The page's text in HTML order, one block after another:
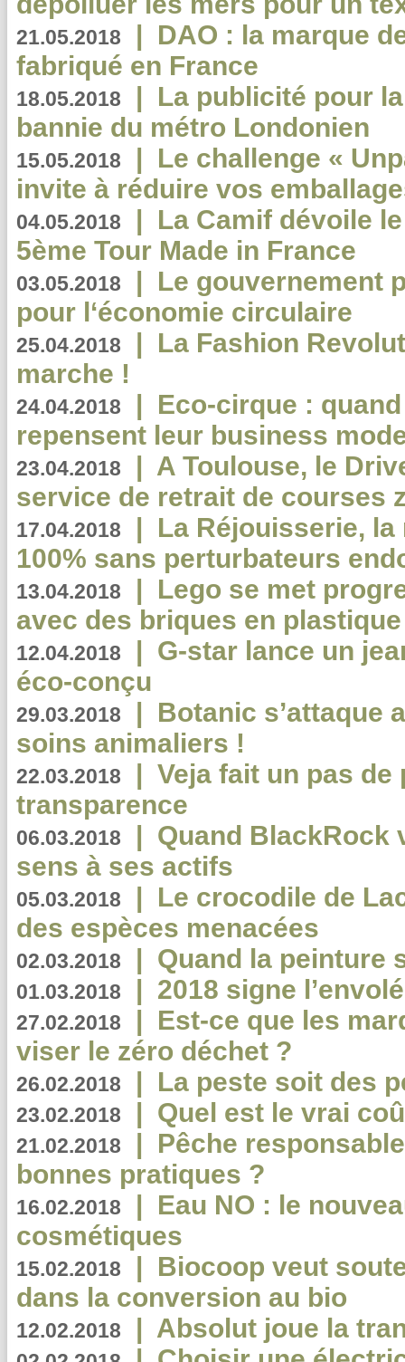
21.05.2018 | DAO : la marque
fabriqué en France
18.05.2018 | La publicité pour
bannie du métro Londonien
15.05.2018 | Le challenge «
invite à réduire vos
04.05.2018 | La Camif dévoile
5ème Tour Made in France
03.05.2018 | Le gouvernement
pour l‘économie circulaire
25.04.2018 | La Fashion
marche !
24.04.2018 | Eco-cirque :
repensent leur business
23.04.2018 | A Toulouse, le
service de retrait de courses
17.04.2018 | La Réjouisserie,
100% sans perturbateurs
13.04.2018 | Lego se met
avec des briques en
12.04.2018 | G-star lance un
éco-conçu
29.03.2018 | Botanic s’attaque
soins animaliers !
22.03.2018 | Veja fait un pas de
transparence
06.03.2018 | Quand BlackRock
sens à ses actifs
05.03.2018 | Le crocodile de
des espèces menacées
02.03.2018 | Quand la peinture
01.03.2018 | 2018 signe
27.02.2018 | Est-ce que les
viser le zéro déchet ?
26.02.2018 | La peste soit des
23.02.2018 | Quel est le vrai
21.02.2018 | Pêche
bonnes pratiques ?
16.02.2018 | Eau NO : le
cosmétiques
15.02.2018 | Biocoop veut
dans la conversion au bio
12.02.2018 | Absolut joue la